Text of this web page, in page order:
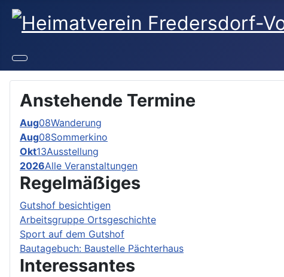
Anstehende Termine
Aug08Wanderung
Aug08Sommerkino
Okt13Ausstellung
2026Alle Veranstaltungen
Regelmäẞiges
Gutshof besichtigen
Arbeitsgruppe Ortsgeschichte
Sport auf dem Gutshof
Bautagebuch: Baustelle Pächterhaus
Interessantes